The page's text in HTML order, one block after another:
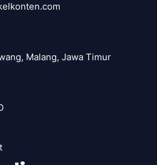
Malang, Jawa Timur